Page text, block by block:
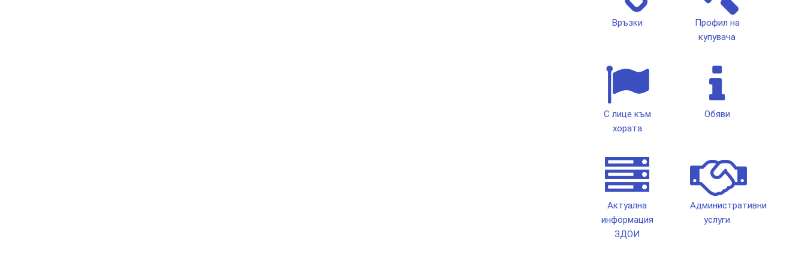
Връзки
Профил на
купувача
С лице към
хората
Обяви
Актуална
информация
ЗДОИ
Административни
услуги